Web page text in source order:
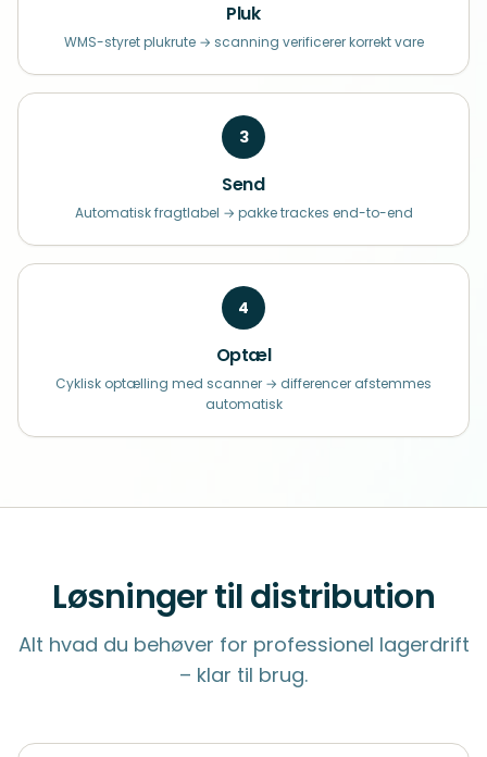
Pluk
WMS-styret plukrute → scanning verificerer korrekt vare
3
Send
Automatisk fragtlabel → pakke trackes end-to-end
4
Optæl
Cyklisk optælling med scanner → differencer afstemmes
automatisk
Løsninger til distribution
Alt hvad du behøver for professionel lagerdrift
– klar til brug.